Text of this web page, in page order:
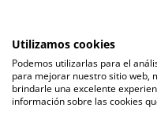
Disponible,
Utilizamos cookies
Podemos utilizarlas para el
para mejorar nuestro sitio web,
brindarle una excelente
información sobre las cookies